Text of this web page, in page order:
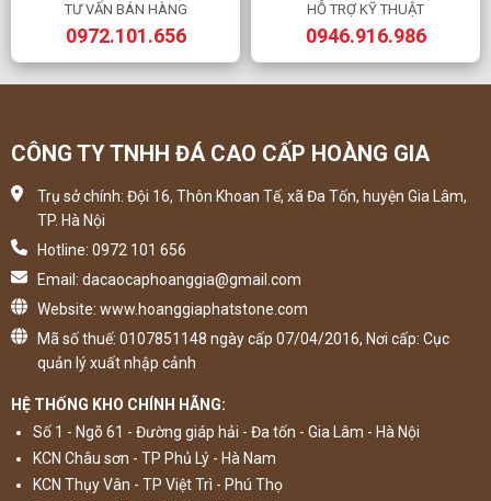
TƯ VẤN BÁN HÀNG
0972.101.656
HỖ TRỢ KỸ THUẬT
0946.916.986
CÔNG TY TNHH ĐÁ CAO CẤP HOÀNG GIA
Trụ sở chính: Đội 16, Thôn Khoan Tế, xã Đa Tốn, huyện Gia Lâm,
TP. Hà Nội
Hotline: 0972 101 656
Email: dacaocaphoanggia@gmail.com
Website: www.hoanggiaphatstone.com
Mã số thuế: 0107851148 ngày cấp 07/04/2016, Nơi cấp: Cục
quản lý xuất nhập cảnh
HỆ THỐNG KHO CHÍNH HÃNG:
Số 1 - Ngõ 61 - Đường giáp hải - Đa tốn - Gia Lâm - Hà Nội
KCN Châu sơn - TP Phủ Lý - Hà Nam
KCN Thụy Vân - TP Việt Trì - Phú Thọ